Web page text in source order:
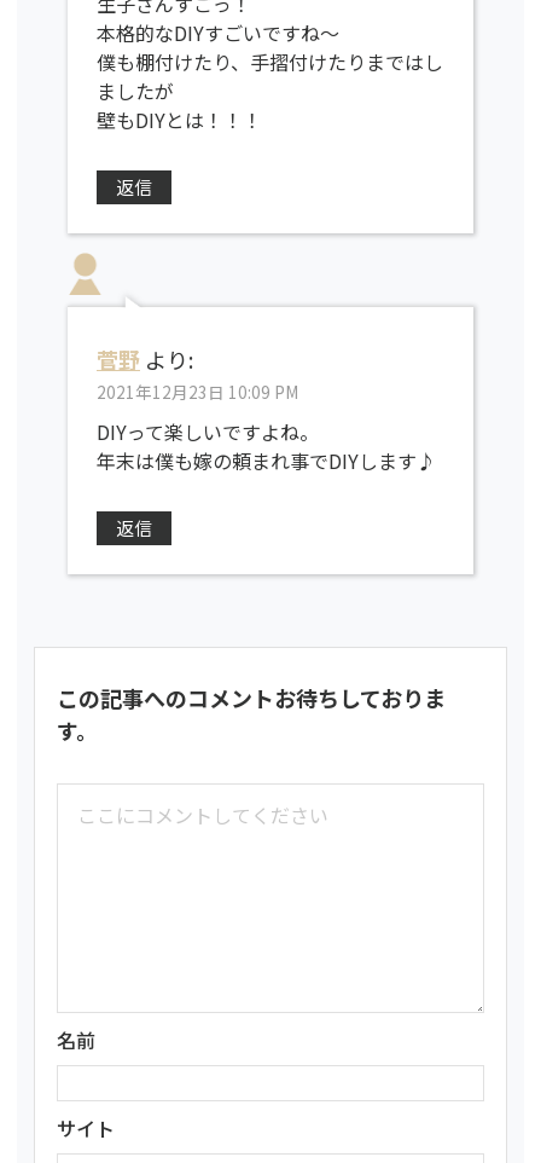
本格的なDIYすごいですね～
僕も棚付けたり、手摺付けたりまではし
ましたが
壁もDIYとは！！！
返信
菅野 より:
2021年12月23日 10:09 PM
DIYって楽しいですよね。
年末は僕も嫁の頼まれ事でDIYします♪
返信
この記事へのコメントお待ちしておりま
す。
名前
サイト